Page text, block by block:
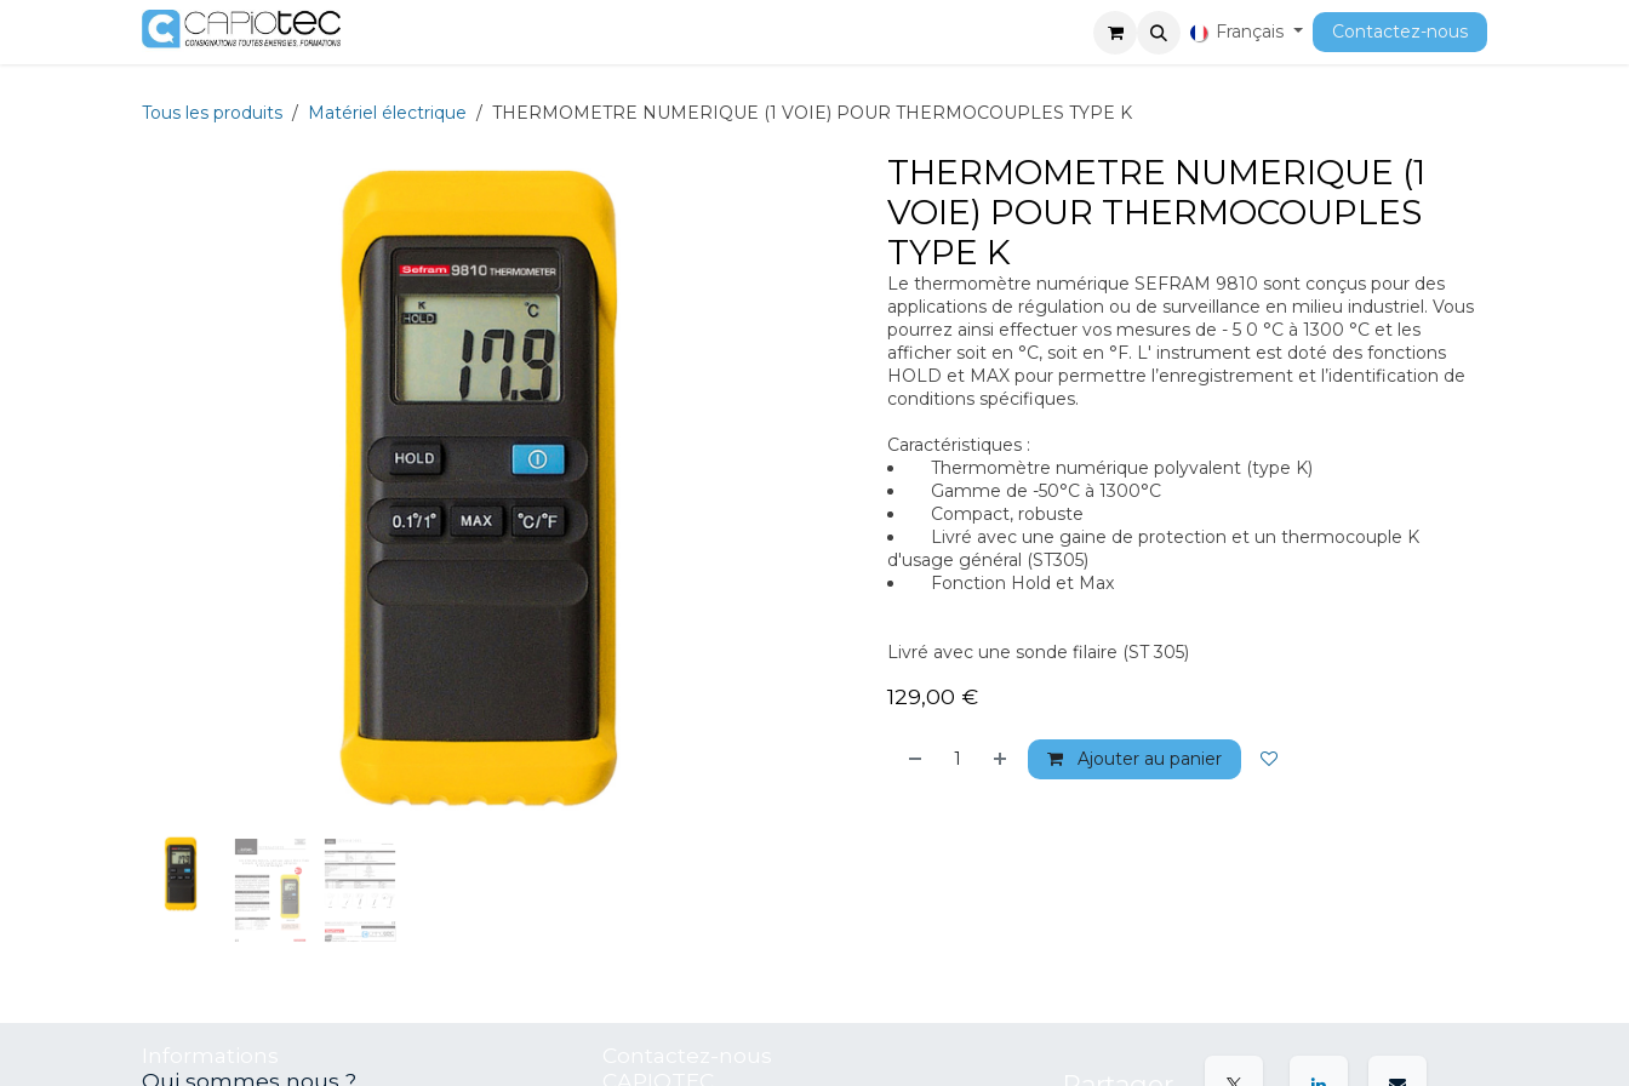
Se rendre au contenu
Recrutement Cours Français Contactez-nous
Tous les produits Matériel électrique THERMOMETRE NUMERIQUE (1 VOIE) POUR THERMOCOUPLES TYPE K
THERMOMETRE NUMERIQUE (1
VOIE) POUR THERMOCOUPLES
TYPE K
Le thermomètre numérique SEFRAM 9810 sont conçus pour des
applications de régulation ou de surveillance en milieu industriel. Vous
pourrez ainsi effectuer vos mesures de - 5 0 °C à 1300 °C et les
afficher soit en °C, soit en °F. L' instrument est doté des fonctions
HOLD et MAX pour permettre l’enregistrement et l’identification de
conditions spécifiques.
Caractéristiques :
Thermomètre numérique polyvalent (type K)
Gamme de -50°C à 1300°C
Compact, robuste
Livré avec une gaine de protection et un thermocouple K
d'usage général (ST305)
Fonction Hold et Max
Livré avec une sonde filaire (ST 305)
129,00 €
Ajouter au panier
Qui sommes nous ?